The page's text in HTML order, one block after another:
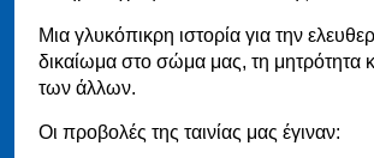
Μια γλυκόπικρη ιστορία για την
δικαίωμα στο σώμα μας, τη μητρότητα
των άλλων.
Οι προβολές της ταινίας μας έγιναν: